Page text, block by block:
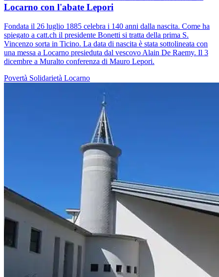
Locarno con l'abate Lepori
Fondata il 26 luglio 1885 celebra i 140 anni dalla nascita. Come ha
spiegato a catt.ch il presidente Bonetti si tratta della prima S.
Vincenzo sorta in Ticino. La data di nascita è stata sottolineata con
una messa a Locarno presieduta dal vescovo Alain De Raemy. Il 3
dicembre a Muralto conferenza di Mauro Lepori.
Povertà Solidarietà Locarno